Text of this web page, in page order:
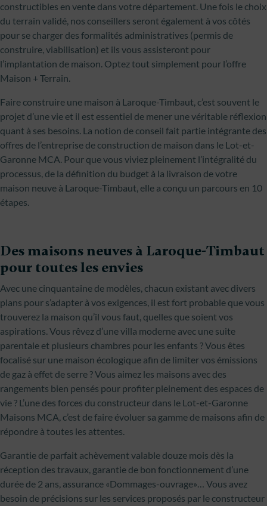
constructibles en vente dans votre département. Une fois le choix
du terrain validé, nos conseillers seront également à vos côtés
pour se charger des formalités administratives (permis de
construire, viabilisation) et ils vous assisteront pour
l’implantation de maison. Optez tout simplement pour l’offre
Maison + Terrain.
Faire construire une maison à Laroque-Timbaut, c’est souvent le
projet d’une vie et il est essentiel de mener une véritable réflexion
quant à ses besoins. La notion de conseil fait partie intégrante des
offres de l’entreprise de construction de maison dans le Lot-et-
Garonne MCA. Pour que vous viviez pleinement l’intégralité du
processus, de la définition du budget à la livraison de votre
maison neuve à Laroque-Timbaut, elle a conçu un parcours en 10
étapes.
Des maisons neuves à Laroque-Timbaut
pour toutes les envies
Avec une cinquantaine de modèles, chacun existant avec divers
plans pour s’adapter à vos exigences, il est fort probable que vous
trouverez la maison qu’il vous faut, quelles que soient vos
aspirations. Vous rêvez d’une villa moderne avec une suite
parentale et plusieurs chambres pour les enfants ? Vous êtes
focalisé sur une maison écologique afin de limiter vos émissions
de gaz à effet de serre ? Vous aimez les maisons avec des
rangements bien pensés pour profiter pleinement des espaces de
vie ? L’une des forces du constructeur dans le Lot-et-Garonne
Maisons MCA, c’est de faire évoluer sa gamme de maisons afin de
répondre à toutes les attentes.
Garantie de parfait achèvement valable douze mois dès la
réception des travaux, garantie de bon fonctionnement d’une
durée de 2 ans, assurance «Dommages-ouvrage»… Vous avez
besoin de précisions sur les services proposés par le constructeur